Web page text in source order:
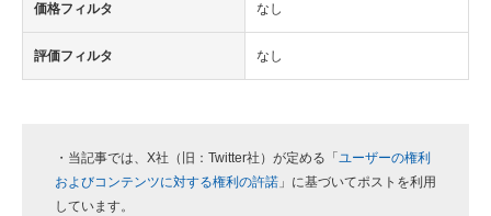
価格フィルタ なし
評価フィルタ なし
・当記事では、X社（旧：Twitter社）が定める「 ユーザーの権利
およびコンテンツに対する権利の許諾 」に基づいてポストを利用
しています。